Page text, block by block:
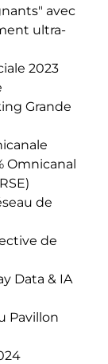
avec
ultra-
2023
Grande
Omnicanal
de
de
Data & IA
Pavillon